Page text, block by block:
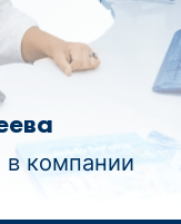
в компании